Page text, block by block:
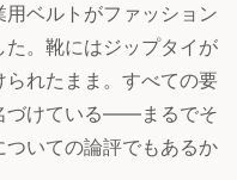
ベルトがファッション
。靴にはジップタイが
れたまま。すべての要
づけている——まるでそ
いての論評でもあるか